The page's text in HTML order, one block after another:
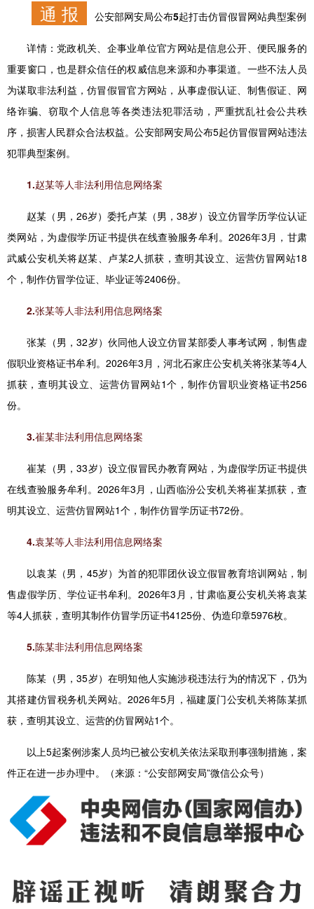
通 报 公安部网安局公布5起打击仿冒假冒网站典型案例
详情： 党政机关、企事业单位官方网站是信息公开、便民服务的
重要窗口，也是群众信任的权威信息来源和办事渠道。一些不法人员
为谋取非法利益，仿冒假冒官方网站，从事虚假认证、制售假证、网
络诈骗、窃取个人信息等各类违法犯罪活动，严重扰乱社会公共秩
序，损害人民群众合法权益。公安部网安局公布5起仿冒假冒网站违法
犯罪典型案例。
1.赵某等人非法利用信息网络案
赵某（男，26岁）委托卢某（男，38岁）设立仿冒学历学位认证
类网站，为虚假学历证书提供在线查验服务牟利。2026年3月，甘肃
武威公安机关将赵某、卢某2人抓获，查明其设立、运营仿冒网站18
个，制作仿冒学位证、毕业证等2406份。
2.张某等人非法利用信息网络案
张某（男，32岁）伙同他人设立仿冒某部委人事考试网，制售虚
假职业资格证书牟利。2026年3月，河北石家庄公安机关将张某等4人
抓获，查明其设立、运营仿冒网站1个，制作仿冒职业资格证书256
份。
3.崔某非法利用信息网络案
崔某（男，33岁）设立假冒民办教育网站，为虚假学历证书提供
在线查验服务牟利。2026年3月，山西临汾公安机关将崔某抓获，查
明其设立、运营仿冒网站1个，制作仿冒学历证书72份。
4.袁某等人非法利用信息网络案
以袁某（男，45岁）为首的犯罪团伙设立假冒教育培训网站，制
售虚假学历、学位证书牟利。2026年3月，甘肃临夏公安机关将袁某
等4人抓获，查明其制作仿冒学历证书4125份、伪造印章5976枚。
5.陈某非法利用信息网络案
陈某（男，35岁）在明知他人实施涉税违法行为的情况下，仍为
其搭建仿冒税务机关网站。2026年5月，福建厦门公安机关将陈某抓
获，查明其设立、运营的仿冒网站1个。
以上5起案例涉案人员均已被公安机关依法采取刑事强制措施，案
件正在进一步办理中。（来源：“公安部网安局”微信公众号）